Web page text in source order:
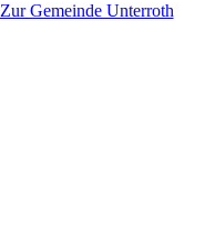
Zur Gemeinde Unterroth